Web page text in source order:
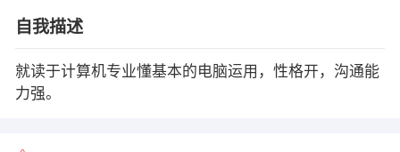
自我描述
就读于计算机专业懂基本的电脑运用，性格开，沟通能
力强。